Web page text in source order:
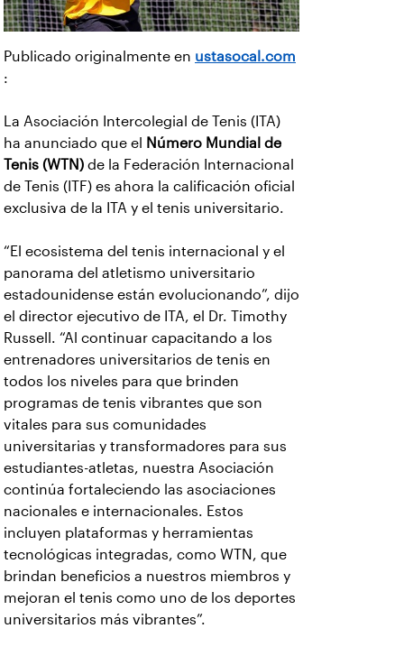
Publicado originalmente en ustasocal.com
:
La Asociación Intercolegial de Tenis (ITA)
ha anunciado que el
Número Mundial de
Tenis (WTN) de la Federación Internacional
de Tenis (ITF) es ahora la calificación oficial
exclusiva de la ITA y el tenis universitario.
“El ecosistema del tenis internacional y el
panorama del atletismo universitario
estadounidense están evolucionando”, dijo
el director ejecutivo de ITA, el Dr. Timothy
Russell. “Al continuar capacitando a los
entrenadores universitarios de tenis en
todos los niveles para que brinden
programas de tenis vibrantes que son
vitales para sus comunidades
universitarias y transformadores para sus
estudiantes-atletas, nuestra Asociación
continúa fortaleciendo las asociaciones
nacionales e internacionales. Estos
incluyen plataformas y herramientas
tecnológicas integradas, como WTN, que
brindan beneficios a nuestros miembros y
mejoran el tenis como uno de los deportes
universitarios más vibrantes”.